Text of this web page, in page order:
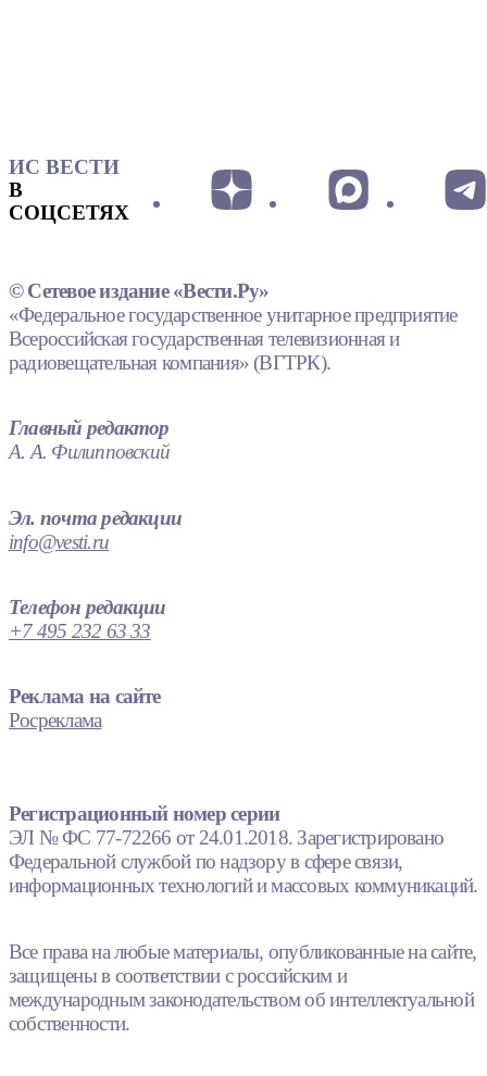
ИС ВЕСТИ
В
СОЦСЕТЯХ
© Сетевое издание «Вести.Ру»
«Федеральное государственное унитарное предприятие
Всероссийская государственная телевизионная и
радиовещательная компания» (ВГТРК).
Главный редактор
А. А. Филипповский
Эл. почта редакции
info@vesti.ru
Телефон редакции
+7 495 232 63 33
Реклама на сайте
Росреклама
Регистрационный номер серии
ЭЛ № ФС 77-72266 от 24.01.2018. Зарегистрировано
Федеральной службой по надзору в сфере связи,
информационных технологий и массовых коммуникаций.
Все права на любые материалы, опубликованные на сайте,
защищены в соответствии с российским и
международным законодательством об интеллектуальной
собственности.